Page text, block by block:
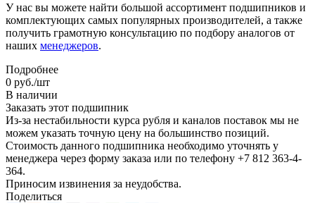
У нас вы можете найти большой ассортимент подшипников и
комплектующих самых популярных производителей, а также
получить грамотную консультацию по подбору аналогов от
наших менеджеров.
Подробнее
0 руб./шт
В наличии
Заказать этот подшипник
Из-за нестабильности курса рубля и каналов поставок мы не
можем указать точную цену на большинство позиций.
Стоимость данного подшипника необходимо уточнять у
менеджера через форму заказа или по телефону +7 812 363-4-
364.
Приносим извинения за неудобства.
Поделиться